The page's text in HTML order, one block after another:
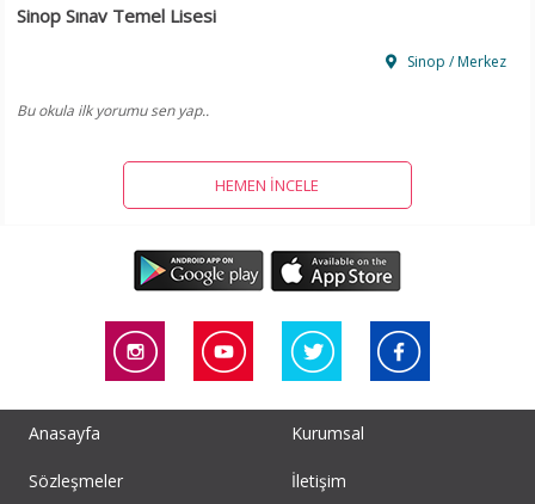
Sinop Sınav Temel Lisesi
Sinop / Merkez
Bu okula ilk yorumu sen yap..
HEMEN İNCELE
Anasayfa Kurumsal
Sözleşmeler İletişim